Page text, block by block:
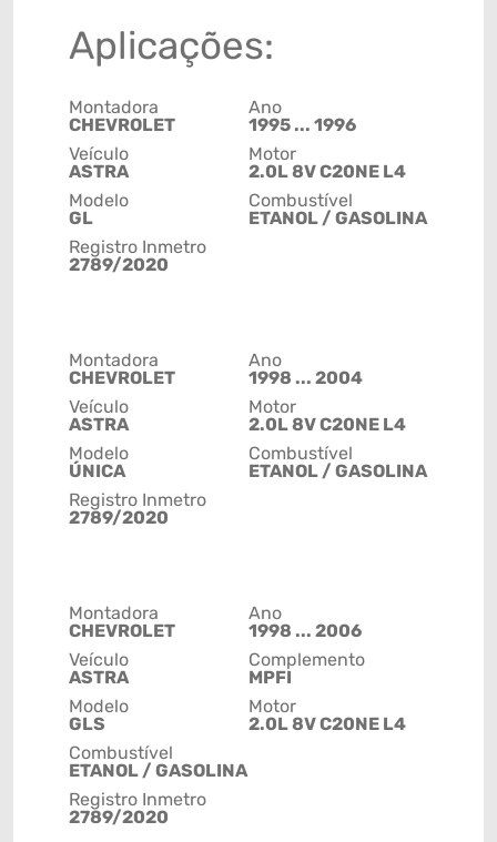
Aplicações:
Montadora
CHEVROLET
Veículo
ASTRA
Modelo
GL
Ano
1995 ... 1996
Motor
2.0L 8V C20NE L4
Combustível
ETANOL / GASOLINA
Registro Inmetro
2789/2020
Montadora
CHEVROLET
Veículo
ASTRA
Modelo
ÚNICA
Ano
1998 ... 2004
Motor
2.0L 8V C20NE L4
Combustível
ETANOL / GASOLINA
Registro Inmetro
2789/2020
Montadora
CHEVROLET
Veículo
ASTRA
Modelo
GLS
Ano
1998 ... 2006
Complemento
MPFI
Motor
2.0L 8V C20NE L4
Combustível
ETANOL / GASOLINA
Registro Inmetro
2789/2020